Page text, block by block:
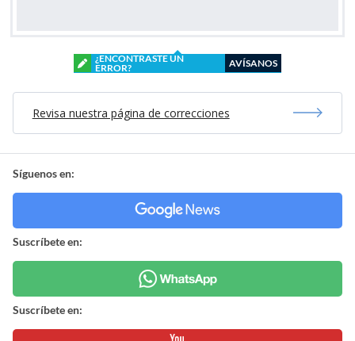
¿ENCONTRASTE UN
ERROR?
AVÍSANOS
Revisa nuestra página de correcciones
Síguenos en:
Suscríbete en:
Suscríbete en: